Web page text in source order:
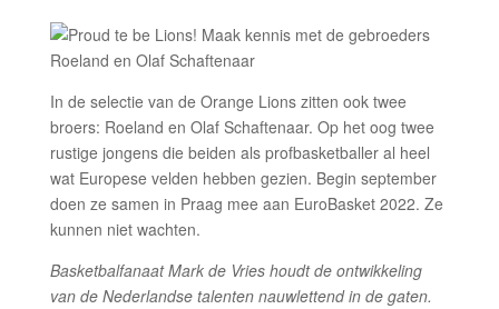
In de selectie van de Orange Lions zitten ook twee
broers: Roeland en Olaf Schaftenaar. Op het oog twee
rustige jongens die beiden als profbasketballer al heel
wat Europese velden hebben gezien. Begin september
doen ze samen in Praag mee aan EuroBasket 2022. Ze
kunnen niet wachten.
Basketbalfanaat Mark de Vries houdt de ontwikkeling
van de Nederlandse talenten nauwlettend in de gaten.